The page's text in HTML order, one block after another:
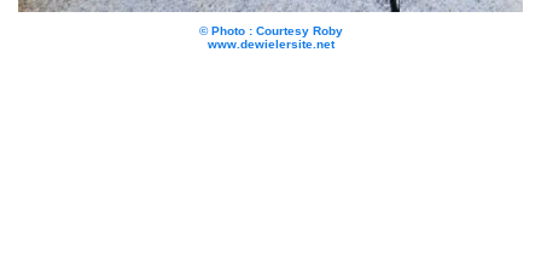
© Photo : Courtesy Roby
www.dewielersite.net